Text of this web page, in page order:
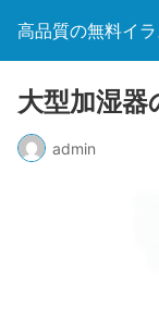
高品質の無料イ
大型加湿器
admin